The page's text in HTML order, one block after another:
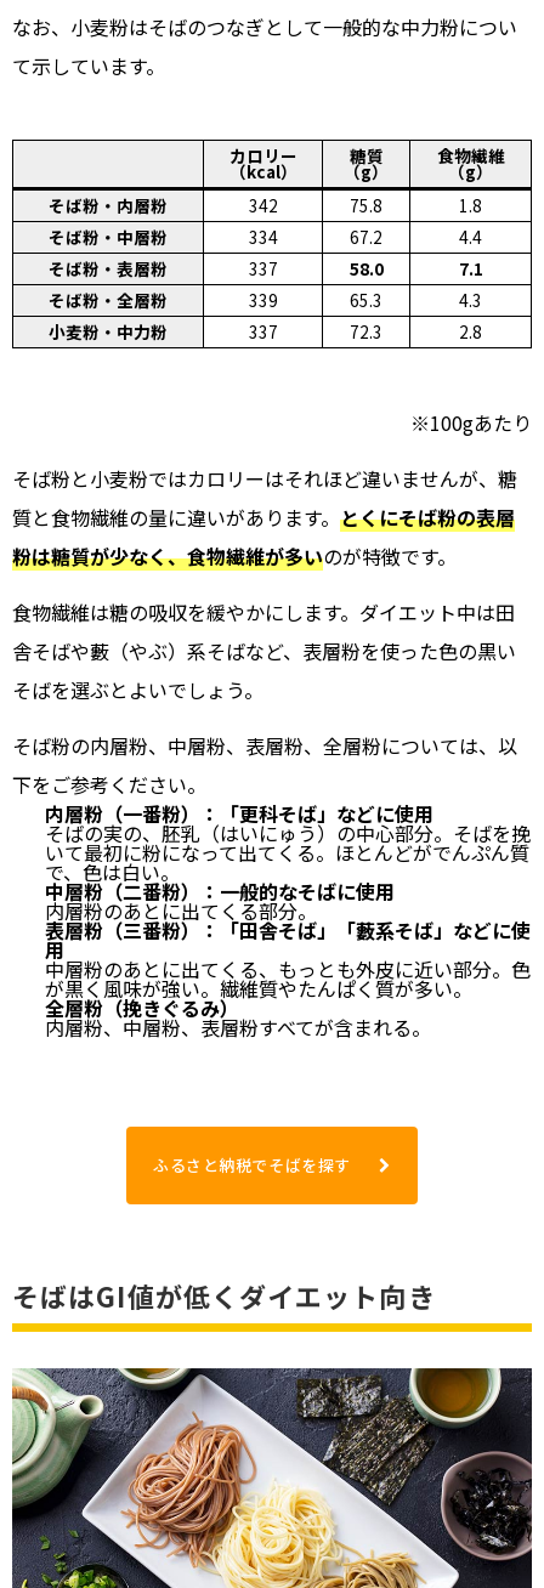
なお、小麦粉はそばのつなぎとして一般的な中力粉につい
て示しています。
カロリー
（kcal）
糖質
（g）
食物繊維
（g）
そば粉・内層粉
342 75.8
1.8
そば粉・中層粉
334 67.2
4.4
そば粉・表層粉
337 58.0
7.1
そば粉・全層粉
339 65.3
4.3
小麦粉・中力粉
337 72.3 2.8
※100gあたり
そば粉と小麦粉ではカロリーはそれほど違いませんが、糖
質と食物繊維の量に違いがあります。 とくにそば粉の表層
粉は糖質が少なく、食物繊維が多いのが特徴です。
食物繊維は糖の吸収を緩やかにします。ダイエット中は田
舎そばや藪（やぶ）系そばなど、表層粉を使った色の黒い
そばを選ぶとよいでしょう。
そば粉の内層粉、中層粉、表層粉、全層粉については、以
下をご参考ください。
内層粉（一番粉）：「更科そば」などに使用
そばの実の、胚乳（はいにゅう）の中心部分。そばを挽
いて最初に粉になって出てくる。ほとんどがでんぷん質
で、色は白い。
中層粉（二番粉）：一般的なそばに使用
内層粉のあとに出てくる部分。
表層粉（三番粉）：「田舎そば」「藪系そば」などに使
用
中層粉のあとに出てくる、もっとも外皮に近い部分。色
が黒く風味が強い。繊維質やたんぱく質が多い。
全層粉（挽きぐるみ）
内層粉、中層粉、表層粉すべてが含まれる。
ふるさと納税でそばを探す
そばはGI値が低くダイエット向き